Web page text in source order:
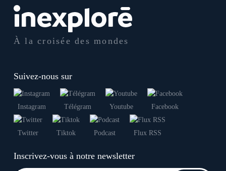
À la croisée des mondes
Suivez-nous sur
Instagram Télégram Youtube Facebook
Twitter Tiktok Podcast Flux RSS
Inscrivez-vous à notre newsletter